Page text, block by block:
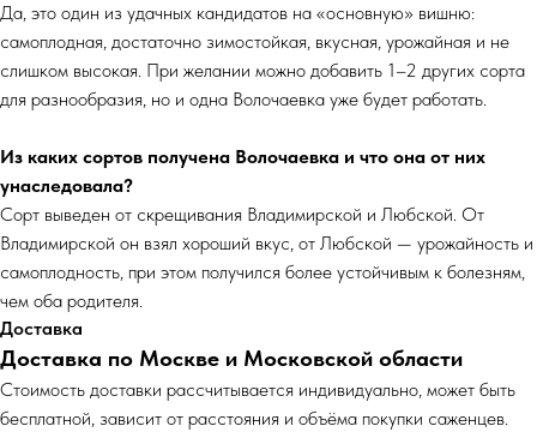
Да, это один из удачных кандидатов на «основную» вишню:
самоплодная, достаточно зимостойкая, вкусная, урожайная и не
слишком высокая. При желании можно добавить 1–2 других сорта
для разнообразия, но и одна Волочаевка уже будет работать.
Из каких сортов получена Волочаевка и что она от них
унаследовала?
Сорт выведен от скрещивания Владимирской и Любской. От
Владимирской он взял хороший вкус, от Любской — урожайность и
самоплодность, при этом получился более устойчивым к болезням,
чем оба родителя.
Доставка
Доставка по Москве и Московской области
Cтоимость доставки рассчитывается индивидуально, может быть
бесплатной, зависит от расстояния и объёма покупки саженцев.